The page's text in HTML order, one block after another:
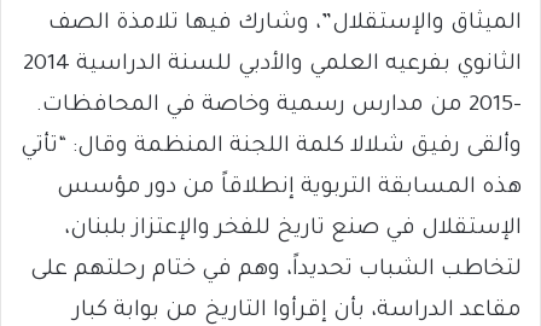
الميثاق والإستقلال”، وشارك فيها تلامذة الصف
الثانوي بفرعيه العلمي والأدبي للسنة الدراسية 2014
-2015 من مدارس رسمية وخاصة في المحافظات.
وألقى رفيق شلالا كلمة اللجنة المنظمة وقال: “تأتي
هذه المسابقة التربوية إنطلاقاً من دور مؤسس
الإستقلال في صنع تاريخ للفخر والإعتزاز بلبنان،
لتخاطب الشباب تحديداً، وهم في ختام رحلتهم على
مقاعد الدراسة، بأن إقرأوا التاريخ من بوابة كبار